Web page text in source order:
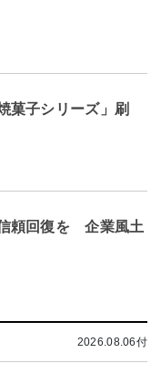
菓子シリーズ」刷
頼回復を 企業風土
2026.08.06付